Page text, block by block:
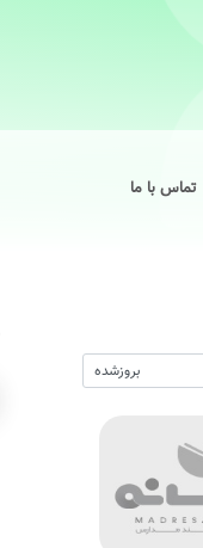
تماس با ما